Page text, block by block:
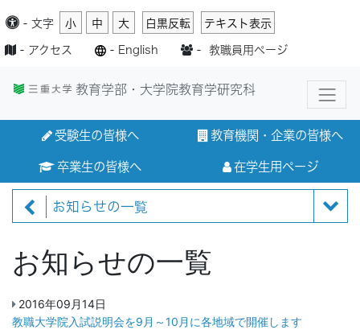
- 文字 小 中 大 白黒反転 テキスト表示
- アクセス - English - 教職員用ページ
教育学部・大学院教育学研究科
受験生の皆様へ 教育機関・企業の皆様へ
卒業生の皆様へ 在学生用ページ
お知らせの一覧
お知らせの一覧
2016年09月14日
教職大学院入試説明会を9月～10月に各地域で開催します